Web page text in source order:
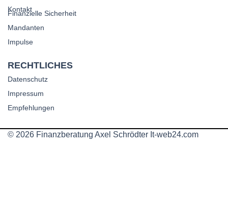
Kontakt
Finanzielle Sicherheit
Mandanten
Impulse
RECHTLICHES
Datenschutz
Impressum
Empfehlungen